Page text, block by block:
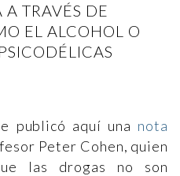
TRAVÉS DE
EL ALCOHOL O
publicó aquí una nota
Peter Cohen, quien
las drogas no son